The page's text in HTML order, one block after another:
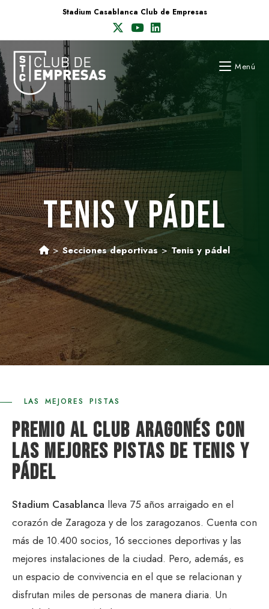
Stadium Casablanca Club de Empresas
Menú
TENIS Y PÁDEL
> Secciones deportivas > Tenis y pádel
LAS MEJORES PISTAS
PREMIO AL CLUB ARAGONÉS CON
LAS MEJORES PISTAS DE TENIS Y
PÁDEL
Stadium Casablanca lleva 75 años arraigado en el
corazón de Zaragoza y de los zaragozanos. Cuenta con
más de 10.400 socios, 16 secciones deportivas y las
mejores instalaciones de la ciudad. Pero, además, es
un espacio de convivencia en el que se relacionan y
disfrutan miles de personas de manera diaria. Un